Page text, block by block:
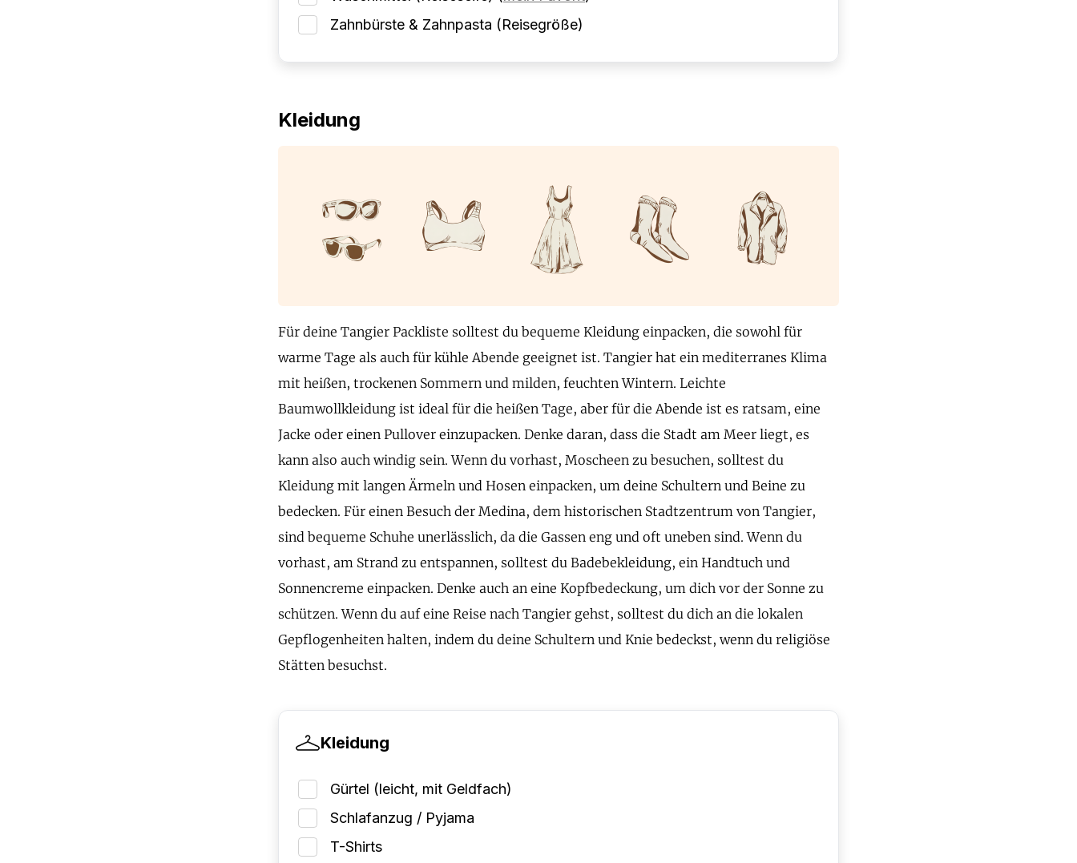
Zahnbürste & Zahnpasta (Reisegröße)
Kleidung
Für deine Tangier Packliste solltest du bequeme Kleidung einpacken, die sowohl für
warme Tage als auch für kühle Abende geeignet ist. Tangier hat ein mediterranes Klima
mit heißen, trockenen Sommern und milden, feuchten Wintern. Leichte
Baumwollkleidung ist ideal für die heißen Tage, aber für die Abende ist es ratsam, eine
Jacke oder einen Pullover einzupacken. Denke daran, dass die Stadt am Meer liegt, es
kann also auch windig sein. Wenn du vorhast, Moscheen zu besuchen, solltest du
Kleidung mit langen Ärmeln und Hosen einpacken, um deine Schultern und Beine zu
bedecken. Für einen Besuch der Medina, dem historischen Stadtzentrum von Tangier,
sind bequeme Schuhe unerlässlich, da die Gassen eng und oft uneben sind. Wenn du
vorhast, am Strand zu entspannen, solltest du Badebekleidung, ein Handtuch und
Sonnencreme einpacken. Denke auch an eine Kopfbedeckung, um dich vor der Sonne zu
schützen. Wenn du auf eine Reise nach Tangier gehst, solltest du dich an die lokalen
Gepflogenheiten halten, indem du deine Schultern und Knie bedeckst, wenn du religiöse
Stätten besuchst.
Kleidung
Gürtel (leicht, mit Geldfach)
Schlafanzug / Pyjama
T-Shirts